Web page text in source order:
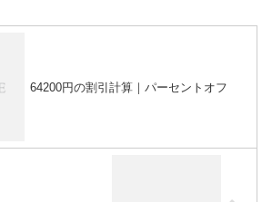
64200円の割引計算｜パーセントオフ